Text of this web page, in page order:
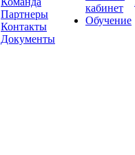
Партнеры
Контакты
Документы
кабинет
Обучение